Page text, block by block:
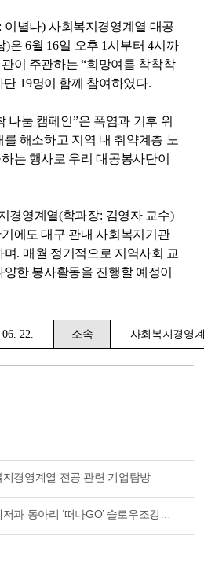
이별나) 사회복지경영계열 대공
)은 6월 16일 오후 1시부터4시까
이 주관하는“희망여름 착착착
단 19명이 함께 참여하였다.
나눔 캠페인”은 폭염과 기후 위
해소하고 지역 내 취약계층 노
는 행사로 우리 대공봉사단이
경영계열(학과장: 김영자 교수)
에도 대구 관내 사회복지기관
며. 매월 정기적으로 지역사회 교
한 봉사활동을 진행할 예정이
22. 소속 사회복지경영
경영계열 전공 관련 기업탐방